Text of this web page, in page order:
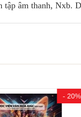
tập âm thanh, Nxb.
- 20%